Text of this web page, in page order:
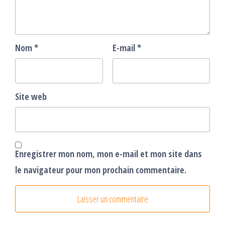
Nom* E-mail*
Site web
Enregistrer mon nom, mon e-mail et mon site dans
le navigateur pour mon prochain commentaire.